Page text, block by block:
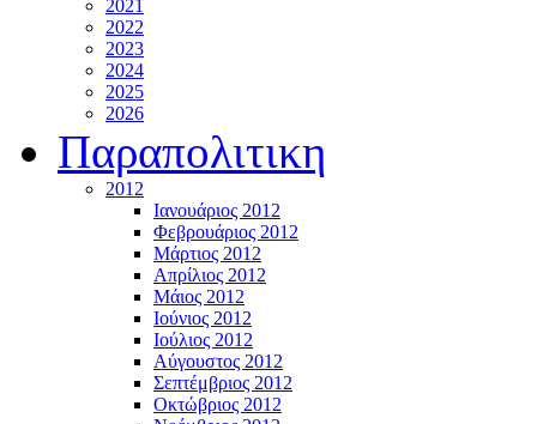
2021
2022
2023
2024
2025
2026
Παραπολιτικη
2012
Ιανουάριος 2012
Φεβρουάριος 2012
Μάρτιος 2012
Απρίλιος 2012
Μάιος 2012
Ιούνιος 2012
Ιούλιος 2012
Αύγουστος 2012
Σεπτέμβριος 2012
Οκτώβριος 2012